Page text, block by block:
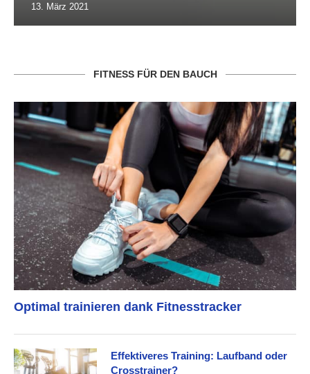
13. März 2021
FITNESS FÜR DEN BAUCH
Optimal trainieren dank Fitnesstracker
Effektiveres Training: Laufband oder
Crosstrainer?